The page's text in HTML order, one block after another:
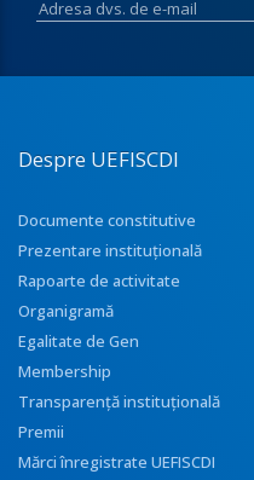
Despre UEFISCDI
Documente constitutive
Prezentare instituţională
Rapoarte de activitate
Organigramă
Egalitate de Gen
Membership
Transparenţă instituţională
Premii
Mărci înregistrate UEFISCDI